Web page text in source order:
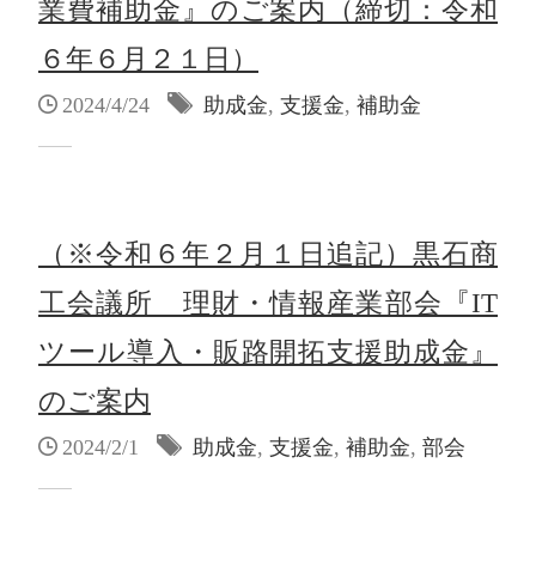
業費補助金』のご案内（締切：令和
６年６月２１日）
2024/4/24 助成金, 支援金, 補助金
（※令和６年２月１日追記）黒石商
工会議所 理財・情報産業部会『IT
ツール導入・販路開拓支援助成金』
のご案内
2024/2/1 助成金, 支援金, 補助金, 部会